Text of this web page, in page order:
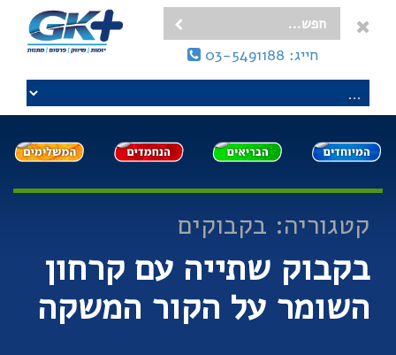
חייג: 03-5491188
קטגוריה: בקבוקים
בקבוק שתייה עם קרחון
השומר על הקור המשקה